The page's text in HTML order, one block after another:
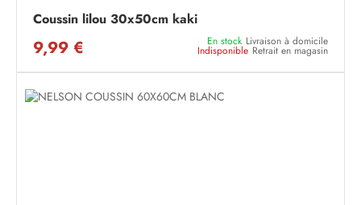
Coussin lilou 30x50cm kaki
9,99 € En stock Livraison à domicile
Indisponible Retrait en magasin